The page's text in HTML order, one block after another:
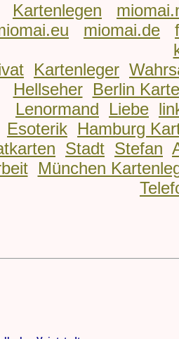
Kartenlegen
miomai.de
Kartenleger
Hellseher
Berlin
Lenormand
Liebe
Esoterik Hamburg
Stadt Stefan
München